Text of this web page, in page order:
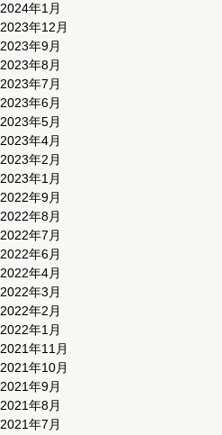
2024年1月
2023年12月
2023年9月
2023年8月
2023年7月
2023年6月
2023年5月
2023年4月
2023年2月
2023年1月
2022年9月
2022年8月
2022年7月
2022年6月
2022年4月
2022年3月
2022年2月
2022年1月
2021年11月
2021年10月
2021年9月
2021年8月
2021年7月